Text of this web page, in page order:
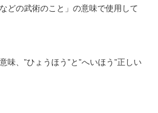
どの武術のこと」の意味で使用して
味、”ひょうほう”と”へいほう”正しい